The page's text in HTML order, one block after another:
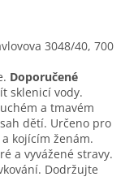
3048/40, 700
Doporučené
sklenicí vody.
a tmavém
dětí. Určeno pro
kojícím ženám.
a vyvážené stravy.
Dodržujte